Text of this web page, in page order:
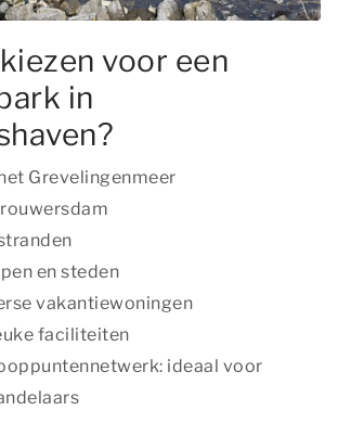
voor een
in
Grevelingenmeer
en steden
vakantiewoningen
faciliteiten
ideaal voor